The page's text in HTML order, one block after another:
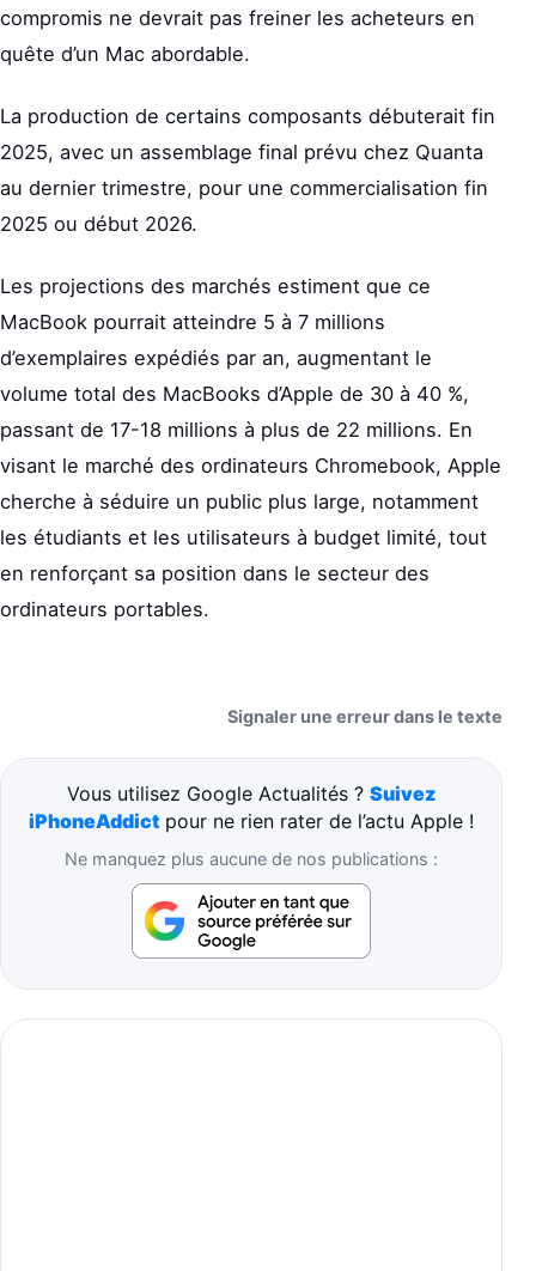
compromis ne devrait pas freiner les acheteurs en
quête d’un Mac abordable.
La production de certains composants débuterait fin
2025, avec un assemblage final prévu chez Quanta
au dernier trimestre, pour une commercialisation fin
2025 ou début 2026.
Les projections des marchés estiment que ce
MacBook pourrait atteindre 5 à 7 millions
d’exemplaires expédiés par an, augmentant le
volume total des MacBooks d’Apple de 30 à 40 %,
passant de 17-18 millions à plus de 22 millions. En
visant le marché des ordinateurs Chromebook, Apple
cherche à séduire un public plus large, notamment
les étudiants et les utilisateurs à budget limité, tout
en renforçant sa position dans le secteur des
ordinateurs portables.
Signaler une erreur dans le texte
Vous utilisez Google Actualités ? Suivez
iPhoneAddict pour ne rien rater de l’actu Apple !
Ne manquez plus aucune de nos publications :